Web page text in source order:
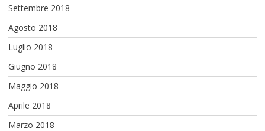
Settembre 2018
Agosto 2018
Luglio 2018
Giugno 2018
Maggio 2018
Aprile 2018
Marzo 2018